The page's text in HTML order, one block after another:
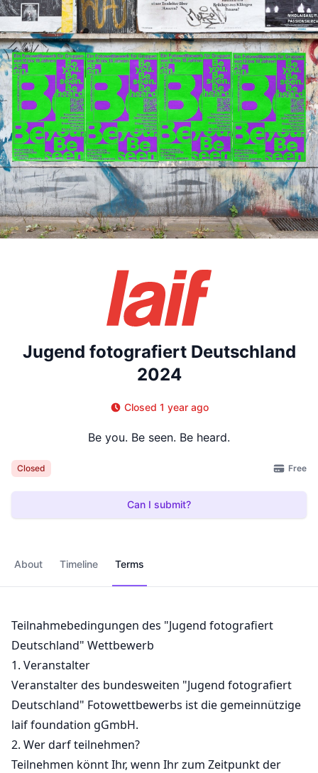
Jugend fotografiert Deutschland
2024
Closed 1 year ago
Be you. Be seen. Be heard.
Closed Free
Can I submit?
About Timeline Terms
Teilnahmebedingungen des "Jugend fotografiert
Deutschland" Wettbewerb
1. Veranstalter
Veranstalter des bundesweiten "Jugend fotografiert
Deutschland" Fotowettbewerbs ist die gemeinnützige
laif foundation gGmbH.
2. Wer darf teilnehmen?
Teilnehmen könnt Ihr, wenn Ihr zum Zeitpunkt der